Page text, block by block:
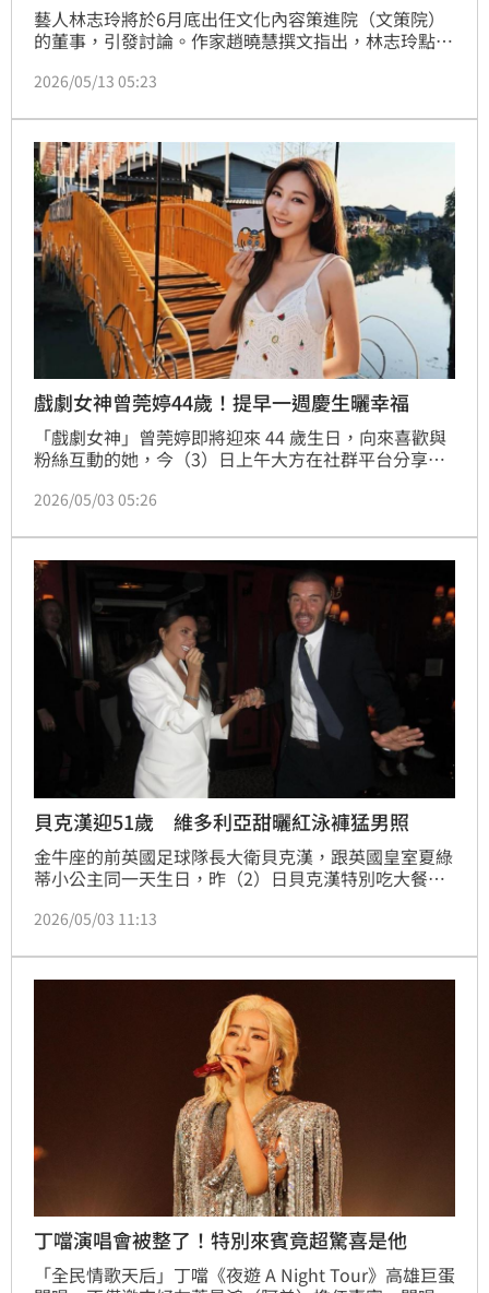
藝人林志玲將於6月底出任文化內容策進院（文策院）
的董事，引發討論。作家趙曉慧撰文指出，林志玲點頭
賴清德政府「把餅做大」，收編「脫中返台」的藝人加
顏擇雅則翻出林志玲2023年曾在微博以「盛世中華」
為題發文「慶祝新中國成立74週年」，直言如果講出這
句話的人要擔任中華民國納稅人供養的職位，就認為不
妥了。
2026/05/13 05:23
戲劇女神曾莞婷44歲！提早一週慶生曬幸福
「戲劇女神」曾莞婷即將迎來 44 歲生日，向來喜歡與
粉絲互動的她，今（3）日上午大方在社群平台分享提
沉浸在滿滿的祝福中長達一週。她曬出與精緻生日蛋糕
這是「炫耀文無誤」，感性直言人生的每一刻美好都值
得被記錄與分享。
2026/05/03 05:26
貝克漢迎51歲 維多利亞甜曬紅泳褲猛男照
金牛座的前英國足球隊長大衛貝克漢，跟英國皇室夏綠
蒂小公主同一天生日，昨（2）日貝克漢特別吃大餐慶
維多利亞分享的照片中，無論是兩人甜蜜依靠在一起的
慕兩人的感情，並驚嘆大衛貝克漢的狀態非常好。黃湘
芸
2026/05/03 11:13
丁噹演唱會被整了！特別來賓竟超驚喜是他
「全民情歌天后」丁噹《夜遊 A Night Tour》高雄巨蛋